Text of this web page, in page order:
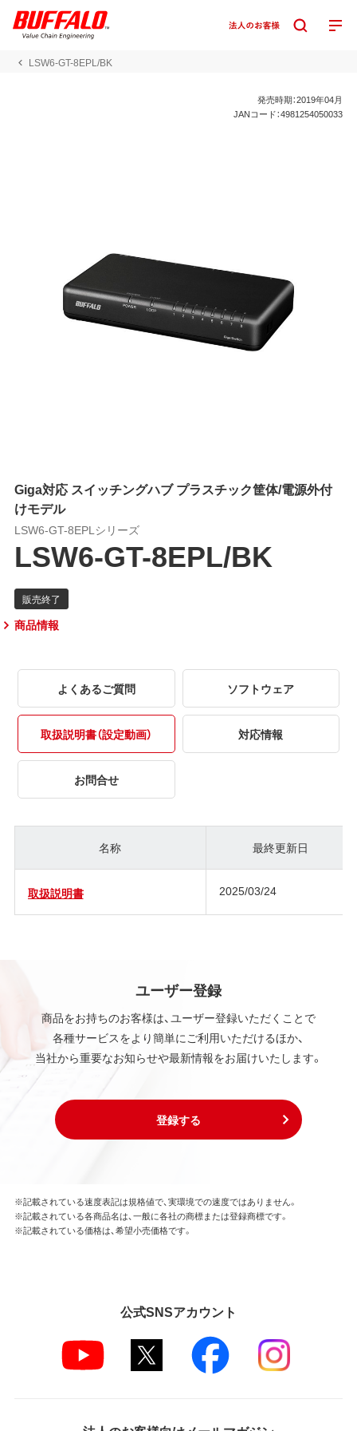
LSW6-GT-8EPL/BK
発売時期：2019年04月
JANコード：4981254050033
Giga対応 スイッチングハブ プラスチック筐体/電源外付
けモデル
LSW6-GT-8EPLシリーズ
LSW6-GT-8EPL/BK
商品情報
よくあるご質問 ソフトウェア
取扱説明書（設定動画） 対応情報
お問合せ
名称 最終更新日
取扱説明書 2025/03/24
ユーザー登録
商品をお持ちのお客様は、ユーザー登録いただくことで
各種サービスをより簡単にご利用いただけるほか、
当社から重要なお知らせや最新情報をお届けいたします。
登録する
※記載されている速度表記は規格値で、実環境での速度ではありません。
※記載されている各商品名は、一般に各社の商標または登録商標です。
※記載されている価格は、希望小売価格です。
公式SNSアカウント